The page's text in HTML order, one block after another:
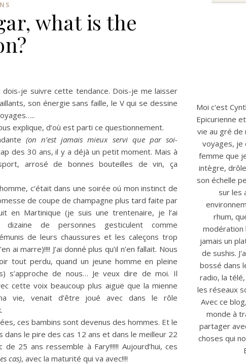
what is the
dois-je suivre cette tendance. Dois-je me laisser
son énergie sans faille, le V qui se dessine
explique, d’où est parti ce questionnement.
(on n’est jamais mieux servi que par soi-
des 30 ans, il y a déjà un petit moment. Mais à
arrosé de bonnes bouteilles de vin, ça
c’était dans une soiréeoú mon instinct de
de coupe de champagne plus tard faite par
en Martinique (je suis une trentenaire, je l’ai
de personnes gesticulent comme
de leurs chaussures et les caleçons trop
ai marre)!!!! J’ai donné plus qu’il n’en fallait. Nous
tout perdu, quand un jeune homme en pleine
s’approche de nous… Je veux dire de moi. Il
cette voix beaucoup plus aiguë que la mienne
vie, venait d’être joué avec dans le rôle
ces bambins sont devenus des hommes. Et le
dans le pire des cas 12 ans et dans le meilleur 22
de 25 ans ressemble à Fary!!!!!! Aujourd’hui, ces
cas), avec la maturité qui va avec!!!!
Moi c'est
Epicurienne
vie au gré de
voyages, je
femme que
intègre,
son échelle
sur les
rhum,
modération
jamais un
de sushis.
bossé dans
radio, la
les réseaux
Avec ce
monde à
partager
choses qui